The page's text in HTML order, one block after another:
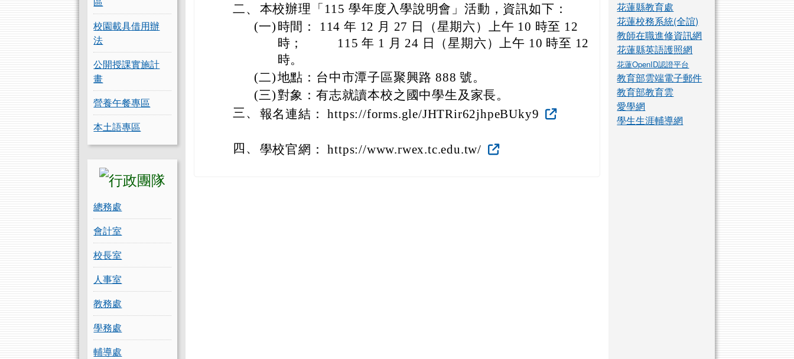
校園載具借用辦
法
公開授課實施計
畫
營養午餐專區
本土語專區
總務處
會計室
校長室
人事室
教務處
學務處
輔導處
二、 本校辦理「115 學年度入學說明會」活動，資訊如下：
(一) 時間： 114 年 12 月 27 日（星期六）上午 10 時至 12
時； 115 年 1 月 24 日（星期六）上午 10 時至 12
時。
(二)地點：台中市潭子區聚興路 888 號。
(三)對象：有志就讀本校之國中學生及家長。
三、 報名連結： https://forms.gle/JHTRir62jhpeBUky9
四、 學校官網： https://www.rwex.tc.edu.tw/
花蓮縣教育處
花蓮校務系統(全誼)
教師在職進修資訊網
花蓮縣英語護照網
花蓮OpenID認證平台
教育部雲端電子郵件
教育部教育雲
愛學網
學生生涯輔導網